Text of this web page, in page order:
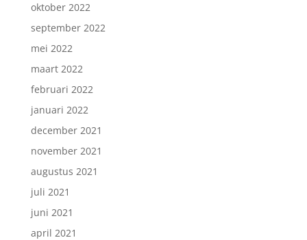
oktober 2022
september 2022
mei 2022
maart 2022
februari 2022
januari 2022
december 2021
november 2021
augustus 2021
juli 2021
juni 2021
april 2021